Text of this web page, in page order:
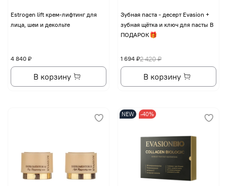
Еstrogen lift крем-лифтинг для
лица, шеи и декольте
4 840 ₽
В корзину
Зубная паста - десерт Evasion +
зубная щётка и ключ для пасты В
ПОДАРОК🎁
2 420 ₽
1 694 ₽
В корзину
NEW -40%